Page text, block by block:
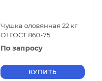
Чушка оловянная 22 кг
О1 ГОСТ 860-75
По запросу
КУПИТЬ